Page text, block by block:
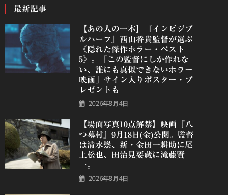
最新記事
【あの人の一本】『インビジブ
ルハーフ』⻄⼭将貴監督が選ぶ
《隠れた傑作ホラー・ベスト
5》。「この監督にしか作れな
い、誰にも真似できないホラー
映画」サイン入りポスター・プ
レゼントも
2026年8月4日
【場面写真10点解禁】映画『八
つ墓村』9月18日(金)公開。監督
は清水崇、新・金田一耕助に尾
上松也、田治見要蔵に滝藤賢
一。
2026年8月4日